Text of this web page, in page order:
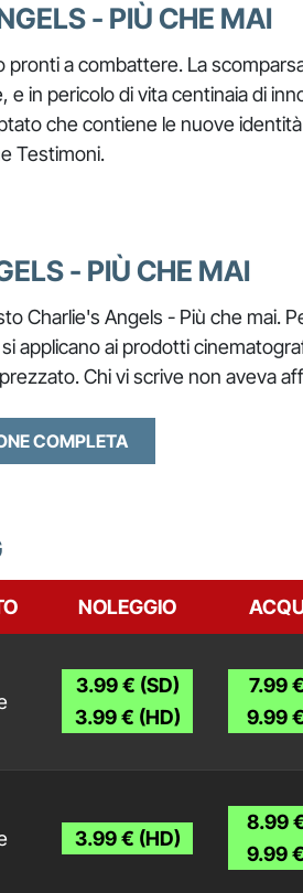
- PIÙ CHE MAI
a combattere. La
in pericolo di vita centinaia di
che contiene le nuove
Testimoni.
- PIÙ CHE MAI
Charlie's Angels - Più che mai.
applicano ai prodotti
Chi vi scrive non aveva
COMPLETA
NOLEGGIO
3.99 € (SD)
3.99 € (HD)
7.99
9.99
3.99 € (HD)
8.99
9.99